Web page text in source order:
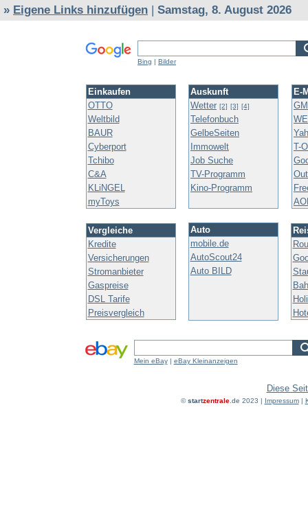
» Eigene Links hinzufügen | Samstag, 8. August 2026
Bing | Bilder
Einkaufen
OTTO
Weltbild
BAUR
Cyberport
Tchibo
C&A
KLiNGEL
myToys
Auskunft
Wetter [2] [3] [4]
Telefonbuch
GelbeSeiten
Immowelt
Job Suche
TV-Programm
Kino-Programm
E-
T-
Vergleiche
Kredite
Versicherungen
Stromanbieter
Gaspreise
DSL Tarife
Preisvergleich
Auto
mobile.de
AutoScout24
Auto BILD
Mein eBay| eBay Kleinanzeigen
Diese
© startzentrale.de 2023 | Impressum |